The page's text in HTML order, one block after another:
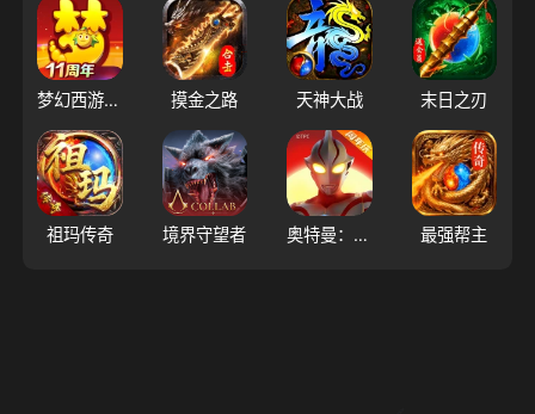
梦幻西游（大陆服） 摸金之路 天神大战 末日之刃
祖玛传奇 境界守望者 奥特曼：超时空英雄 最强帮主